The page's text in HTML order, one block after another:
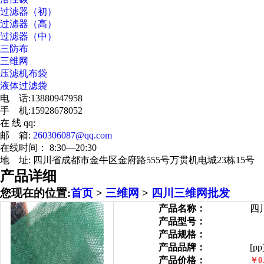
过滤器（初）
过滤器（高）
过滤器（中）
三防布
三维网
压滤机布袋
液体过滤袋
电 话:13880947958
手 机:15928678052
在 线 qq:
邮 箱: 260306087@qq.com
在线时间： 8:30—20:30
地 址: 四川省成都市金牛区金府路555号万贯机电城23栋15号
产品详细
您现在的位置:首页 > 三维网 > 四川三维网批发
产品名称：
四
产品型号：
产品规格：
产品品牌：
产品价格：
￥